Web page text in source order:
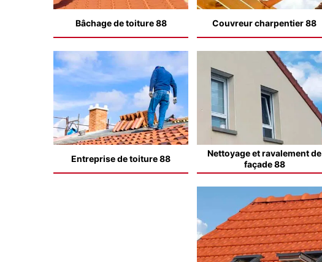
Bâchage de toiture 88 Couvreur charpentier 88
Entreprise de toiture 88
Nettoyage et ravalement de
façade 88